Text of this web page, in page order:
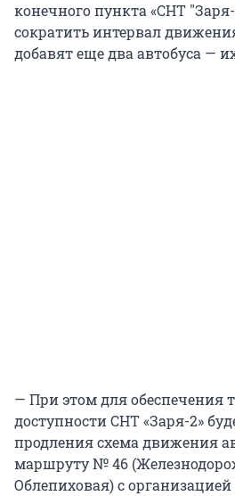
конечного пункта «СНТ
сократить интервал
добавят еще два автобуса —
— При этом для обеспечения
доступности СНТ «Заря-2»
продления схема движения
маршруту № 46
Облепиховая) с организацией